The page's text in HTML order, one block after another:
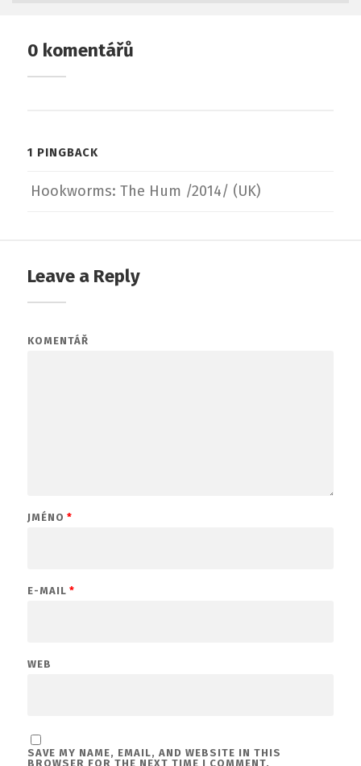
0 komentářů
1 PINGBACK
Hookworms: The Hum /2014/ (UK)
Leave a Reply
KOMENTÁŘ
JMÉNO *
E-MAIL *
WEB
SAVE MY NAME, EMAIL, AND WEBSITE IN THIS
BROWSER FOR THE NEXT TIME I COMMENT.